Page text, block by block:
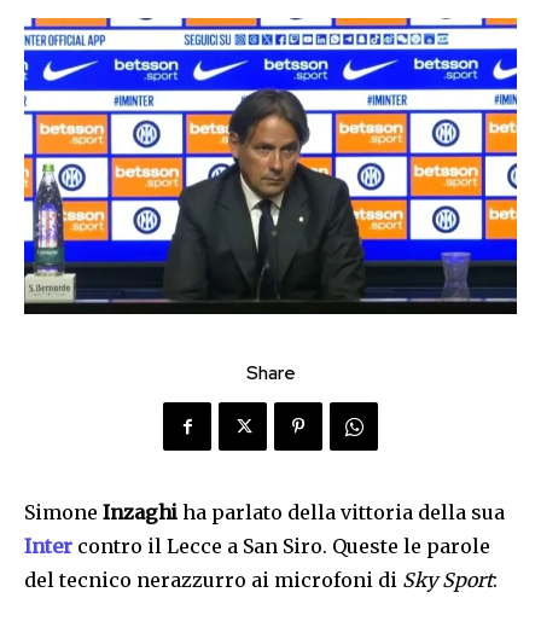
Share
Simone Inzaghi ha parlato della vittoria della sua
Inter contro il Lecce a San Siro. Queste le parole
del tecnico nerazzurro ai microfoni di Sky Sport: